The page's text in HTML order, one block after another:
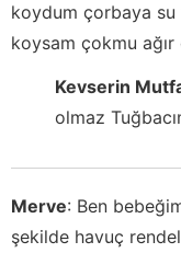
koydum çorbaya su
koysam çokmu
Kevserin
olmaz
Merve: Ben
şekilde havuç